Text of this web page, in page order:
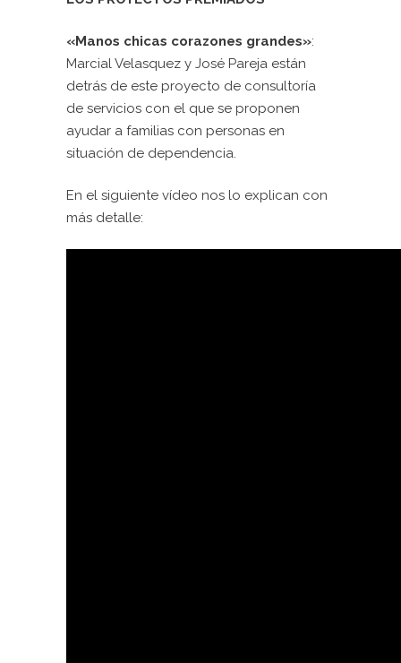
«Manos chicas corazones grandes»:
Marcial Velasquez y José Pareja están
detrás de este proyecto de consultoría
de servicios con el que se proponen
ayudar a familias con personas en
situación de dependencia.
En el siguiente vídeo nos lo explican con
más detalle: